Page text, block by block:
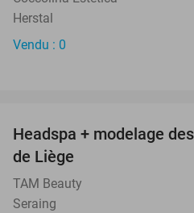
Herstal
Vendu : 0
SOLD
OUT
Headspa + modelage
de Liège
TAM Beauty
Seraing